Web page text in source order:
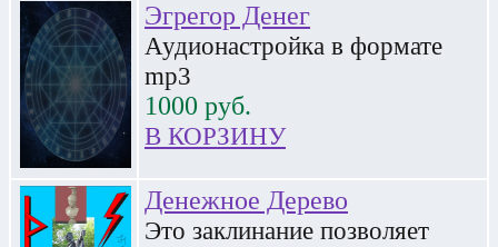
Эгрегор Денег
Аудионастройка в формате
mp3
1000 руб.
В КОРЗИНУ
Денежное Дерево
Это заклинание позволяет